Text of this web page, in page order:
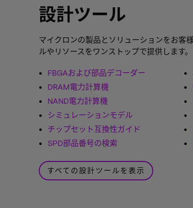
設計ツール
マイクロンの製品とソリューションをお客
ルやリソースをワンストップで提供します。
FBGAおよび部品デコーダー
DRAM電力計算機
NAND電力計算機
シミュレーションモデル
チップセット互換性ガイド
SPD部品番号の検索
すべての設計ツールを表示